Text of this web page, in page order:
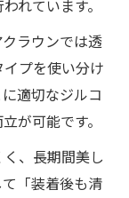
れています。
ラウンでは透
プを使い分け
適切なジルコ
が可能です。
、長期間美し
「装着後も清